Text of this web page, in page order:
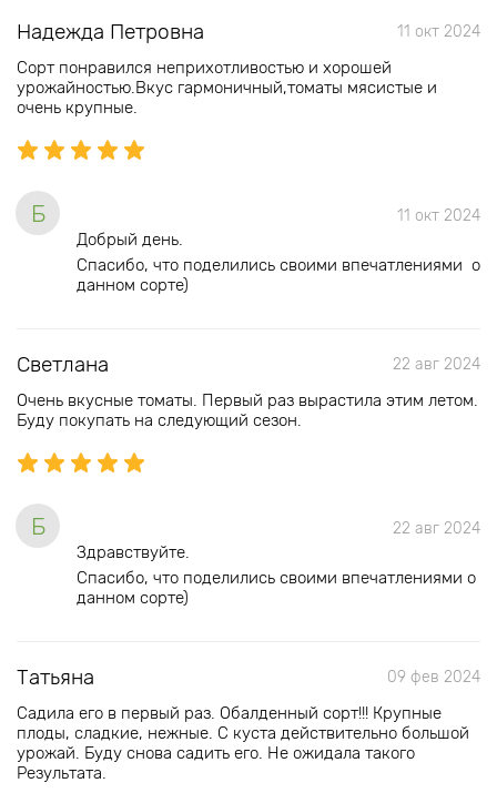
Надежда Петровна 11 окт 2024
Сорт понравился неприхотливостью и хорошей
урожайностью.Вкус гармоничный,томаты мясистые и
очень крупные.
Б 11 окт 2024
Добрый день.
Спасибо, что поделились своими впечатлениями о
данном сорте)
Светлана 22 авг 2024
Очень вкусные томаты. Первый раз вырастила этим летом.
Буду покупать на следующий сезон.
Б 22 авг 2024
Здравствуйте.
Спасибо, что поделились своими впечатлениями о
данном сорте)
Татьяна 09 фев 2024
Садила его в первый раз. Обалденный сорт!!! Крупные
плоды, сладкие, нежные. С куста действительно большой
урожай. Буду снова садить его. Не ожидала такого
Результата.